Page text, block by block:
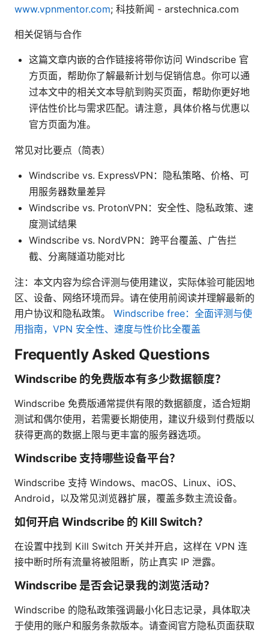
www.vpnmentor.com; 科技新闻 - arstechnica.com
相关促销与合作
这篇文章内嵌的合作链接将带你访问 Windscribe 官
方页面，帮助你了解最新计划与促销信息。你可以通
过本文中的相关文本导航到购买页面，帮助你更好地
评估性价比与需求匹配。请注意，具体价格与优惠以
官方页面为准。
常见对比要点（简表）
Windscribe vs. ExpressVPN：隐私策略、价格、可
用服务器数量差异
Windscribe vs. ProtonVPN：安全性、隐私政策、速
度测试结果
Windscribe vs. NordVPN：跨平台覆盖、广告拦
截、分离隧道功能对比
注：本文内容为综合评测与使用建议，实际体验可能因地
区、设备、网络环境而异。请在使用前阅读并理解最新的
用户协议和隐私政策。 Windscribe free：全面评测与使
用指南，VPN 安全性、速度与性价比全覆盖
Frequently Asked Questions
Windscribe 的免费版本有多少数据额度？
Windscribe 免费版通常提供有限的数据额度，适合短期
测试和偶尔使用，若需要长期使用，建议升级到付费版以
获得更高的数据上限与更丰富的服务器选项。
Windscribe 支持哪些设备平台？
Windscribe 支持 Windows、macOS、Linux、iOS、
Android，以及常见浏览器扩展，覆盖多数主流设备。
如何开启 Windscribe 的 Kill Switch？
在设置中找到 Kill Switch 开关并开启，这样在 VPN 连
接中断时所有流量将被阻断，防止真实 IP 泄露。
Windscribe 是否会记录我的浏览活动？
Windscribe 的隐私政策强调最小化日志记录，具体取决
于使用的账户和服务条款版本。请查阅官方隐私页面获取